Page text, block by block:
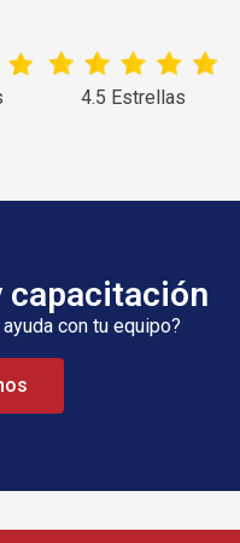
4.5 Estrellas
capacitación
con tu equipo?